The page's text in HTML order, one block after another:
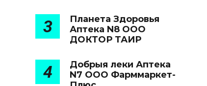
3
Планета Здоровья
Аптека N8 ООО
ДОКТОР ТАИР
4
Добрыя леки Аптека
N7 ООО Фарммаркет-